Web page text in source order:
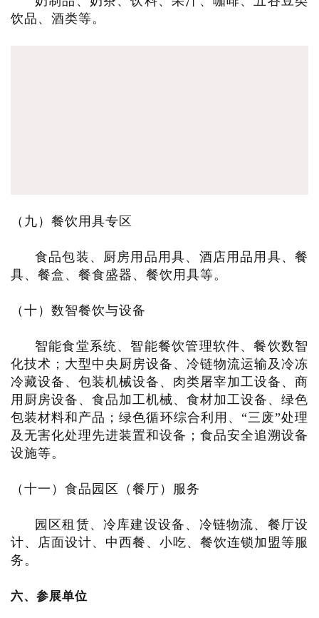
饮品、酒类等。
（九）餐饮用具专区
食品包装、厨房用品用具、酒店用品用具、餐
具、餐盒、餐食盛器、餐饮用具等。
（十）数智餐饮与设备
智能食堂系统、智能餐饮管理软件、餐饮数智
化技术；大型中央厨房设备、冷链物流运输及冷冻
冷藏设备、包装机械设备、肉类屠宰加工设备、商
用厨房设备、食品加工机械、食材加工设备、绿色
包装材料和产品；绿色循环综合利用、“三废”处理
及无害化处理先进装置和设备；食品安全追溯设备
设施等。
（十一）食品园区（餐厅）服务
园区租赁、冷库建设设备、冷链物流、餐厅设
计、店面设计、中西餐、小吃、餐饮连锁加盟等服
务。
六、参展单位